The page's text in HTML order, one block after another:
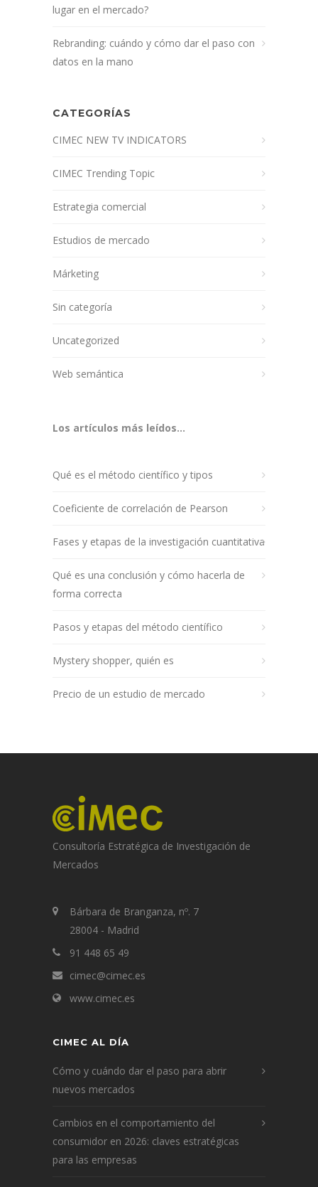
lugar en el mercado?
Rebranding: cuándo y cómo dar el paso con
datos en la mano
CATEGORÍAS
CIMEC NEW TV INDICATORS
CIMEC Trending Topic
Estrategia comercial
Estudios de mercado
Márketing
Sin categoría
Uncategorized
Web semántica
Los artículos más leídos...
Qué es el método científico y tipos
Coeficiente de correlación de Pearson
Fases y etapas de la investigación cuantitativa
Qué es una conclusión y cómo hacerla de
forma correcta
Pasos y etapas del método científico
Mystery shopper, quién es
Precio de un estudio de mercado
Consultoría Estratégica de Investigación de
Mercados
Bárbara de Branganza, nº. 7
28004 - Madrid
91 448 65 49
cimec@cimec.es
www.cimec.es
CIMEC AL DÍA
Cómo y cuándo dar el paso para abrir
nuevos mercados
Cambios en el comportamiento del
consumidor en 2026: claves estratégicas
para las empresas